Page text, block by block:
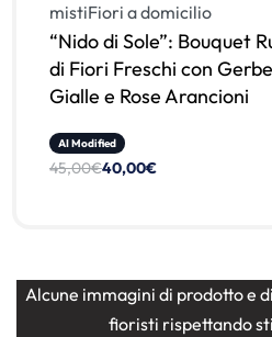
mistiFiori a domicilio
“Nido di Sole”: Bouquet
di Fiori Freschi con
Gialle e Rose Arancioni
AI Modified
45,00€40,00€
Alcune immagini di prodotto e
fioristi rispettando